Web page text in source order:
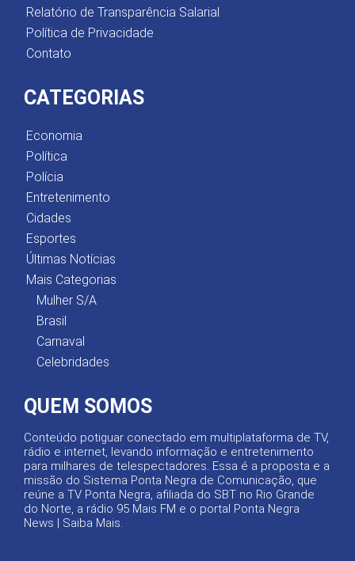
Relatório de Transparência Salarial
Política de Privacidade
Contato
CATEGORIAS
Economia
Política
Polícia
Entretenimento
Cidades
Esportes
Últimas Notícias
Mais Categorias
Mulher S/A
Brasil
Carnaval
Celebridades
QUEM SOMOS
Conteúdo potiguar conectado em multiplataforma de TV,
rádio e internet, levando informação e entretenimento
para milhares de telespectadores. Essa é a proposta e a
missão do Sistema Ponta Negra de Comunicação, que
reúne a TV Ponta Negra, afiliada do SBT no Rio Grande
do Norte, a rádio 95 Mais FM e o portal Ponta Negra
News | Saiba Mais